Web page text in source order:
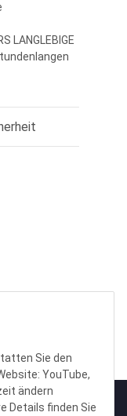
Sie den
YouTube,
ändern
Details finden Sie
LANGLEBIGE